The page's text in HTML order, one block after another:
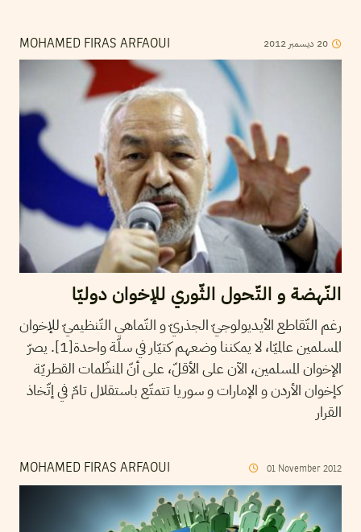
MOHAMED FIRAS ARFAOUI 20 ديسمبر 2012
النّهضة و التّحول الثّوري للإخوان دوليّا
رغم التّقاطع الأيديولوجيّ الجذريّ و التّماهي التّنظيميّ للإخوان
المسلمين عالميّا، لا يمكننا وضعهم كتيّار في سلّة واحدة[1]. يصرّ
الإخوان المسلمين، الآن على الأقلّ، على أنّ المنظّمات القطريّة
كإخوان الأردن و الإمارات و سوريا تتمتّع باستقلال تامّ في إتّخاذ
القرار
MOHAMED FIRAS ARFAOUI 01 November 2012